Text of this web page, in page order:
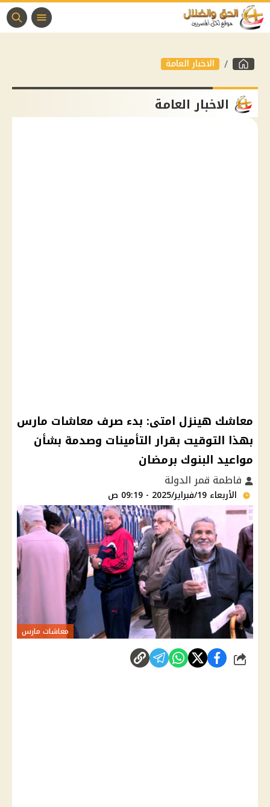
الاخبار العامة
الاخبار العامة
معاشك هينزل امتى: بدء صرف معاشات مارس
بهذا التوقيت بقرار التأمينات وصدمة بشأن
مواعيد البنوك برمضان
فاطمة قمر الدولة
الأربعاء 19/فبراير/2025 - 09:19 ص
معاشات مارس
شارك